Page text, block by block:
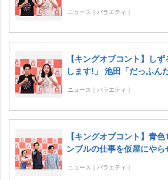
ニュース｜バラエティ｜
【キングオブコント】し
します!」 池田「だっふん
ニュース｜バラエティ｜
【キングオブコント】青
ンブルの仕事を仮屋にやら
ニュース｜バラエティ｜